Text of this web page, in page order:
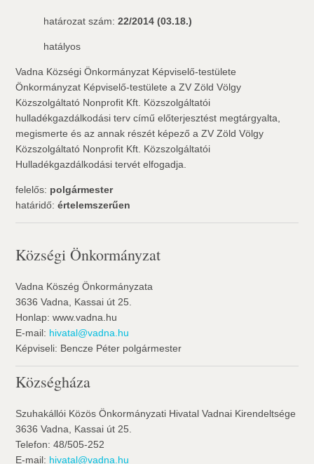
határozat szám:22/2014 (03.18.)
hatályos
Vadna Községi Önkormányzat Képviselő-testülete
Önkormányzat Képviselő-testülete a ZV Zöld Völgy
Közszolgáltató Nonprofit Kft. Közszolgáltatói
hulladékgazdálkodási terv című előterjesztést megtárgyalta,
megismerte és az annak részét képező a ZV Zöld Völgy
Közszolgáltató Nonprofit Kft. Közszolgáltatói
Hulladékgazdálkodási tervét elfogadja.
felelős: polgármester
határidő:értelemszerűen
Községi Önkormányzat
Vadna Köszég Önkormányzata
3636 Vadna, Kassai út 25.
Honlap: www.vadna.hu
E-mail: hivatal@vadna.hu
Képviseli: Bencze Péter polgármester
Községháza
Szuhakállói Közös Önkormányzati Hivatal Vadnai Kirendeltsége
3636 Vadna, Kassai út 25.
Telefon: 48/505-252
E-mail: hivatal@vadna.hu